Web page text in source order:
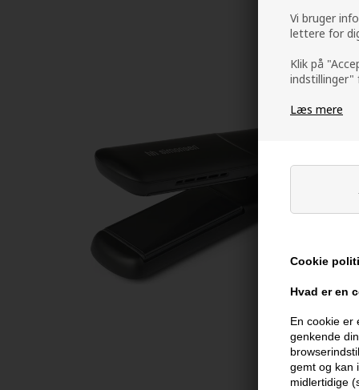
Vi bruger
lettere for
Klik på
indstillinger"
Læs mere
Cookie
Hvad er en
En cookie er
genkende
gemt og kan
midlertidige